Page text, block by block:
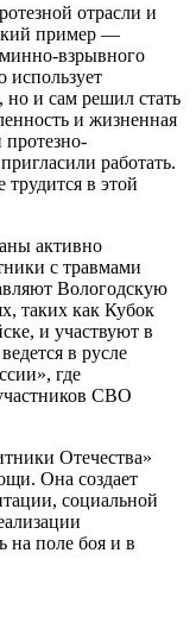
отрасли и
пример —
взрывного
использует
но и сам решил стать
и жизненная
работать.
в этой
активно
с травмами
Вологодскую
таких как Кубок
и участвуют в
в русле
где
СВО
Отечества»
Она создает
социальной
на поле боя и в